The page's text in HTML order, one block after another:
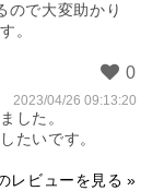
ので大変助かり
。
2023/04/26 09:13:20
した。
たいです。
レビューを見る